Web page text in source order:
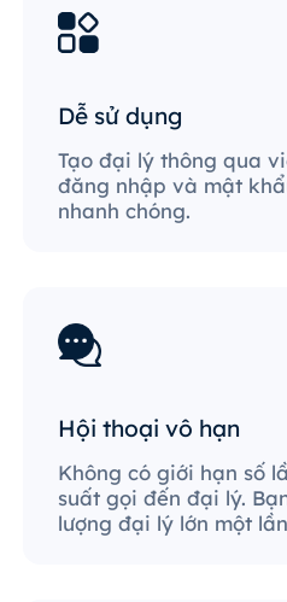
Dễ sử dụng
Tạo đại lý thông qua
đăng nhập và mật
nhanh chóng.
Hội thoại vô hạn
Không có giới hạn số
suất gọi đến đại lý.
lượng đại lý lớn một